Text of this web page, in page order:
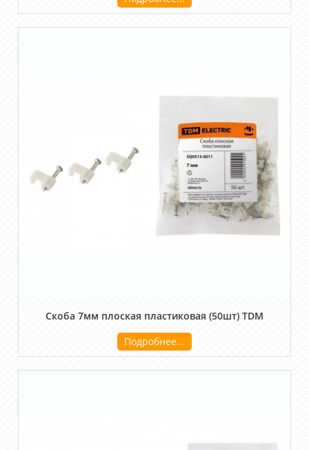
Скоба 7мм плоская пластиковая (50шт) TDM
Подробнее...